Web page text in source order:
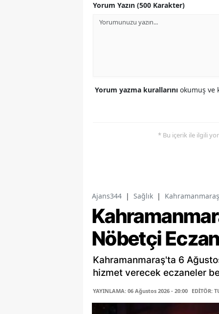
Yorum Yazın (500 Karakter)
Yorum yazma kurallarını okumuş ve
* Bu içerik ile ilgili
Ajans344 | Sağlık |
Nöbetçi
Kahramanmaraş'ta 6
hizmet verecek eczaneler
YAYINLAMA: 06 Ağustos 2026 - 20:00 EDİTÖR: